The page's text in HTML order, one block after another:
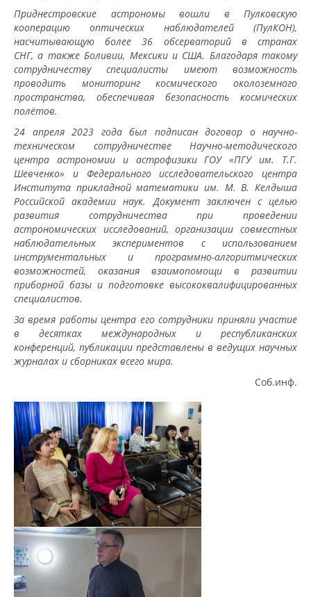
Приднестровские астрономы вошли в Пулковскую
кооперацию оптических наблюдателей (ПулКОН),
насчитывающую более 36 обсерваторий в странах
СНГ, а также Боливии, Мексики и США. Благодаря такому
сотрудничеству специалисты имеют возможность
проводить мониторинг космического околоземного
пространства, обеспечивая безопасность космических
полётов.
24 апреля 2023 года был подписан договор о научно-
техническом сотрудничестве Научно-методического
центра астрономии и астрофизики ГОУ «ПГУ им. Т.Г.
Шевченко» и Федерального исследовательского центра
Института прикладной математики им. М. В. Келдыша
Российской академии наук. Документ заключен с целью
развития сотрудничества при проведении
астрономических исследований, организации совместных
наблюдательных экспериментов с использованием
инструментальных и программно-алгоритмических
возможностей, оказания взаимопомощи в развитии
приборной базы и подготовке высококвалифицированных
специалистов.
За время работы центра его сотрудники приняли участие
в десятках международных и республиканских
конференций, публикации представлены в ведущих научных
журналах и сборниках всего мира.
Соб.инф.